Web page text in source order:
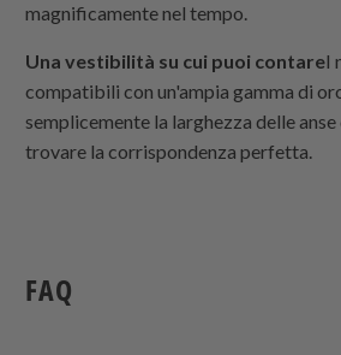
magnificamente nel tempo.
Una vestibilità su cui puoi contareI
compatibili con un'ampia gamma di
semplicemente la larghezza delle
trovare la corrispondenza perfetta.
FAQ